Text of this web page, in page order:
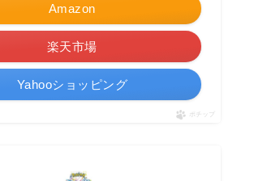
Amazon
楽天市場
Yahooショッピング
ポチップ